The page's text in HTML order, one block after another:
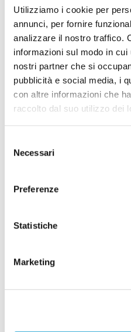
Utilizziamo i cookie per
annunci, per fornire
analizzare il nostro traffico.
informazioni sul modo in
nostri partner che si
pubblicità e social media, i
con altre informazioni che
raccolto dal suo utilizzo dei
delNecessari
Preferenze
Statistiche
Marketing
Samb-Lanciano 4-0,
e cambia tutto,
di Pier Paolo Flammini